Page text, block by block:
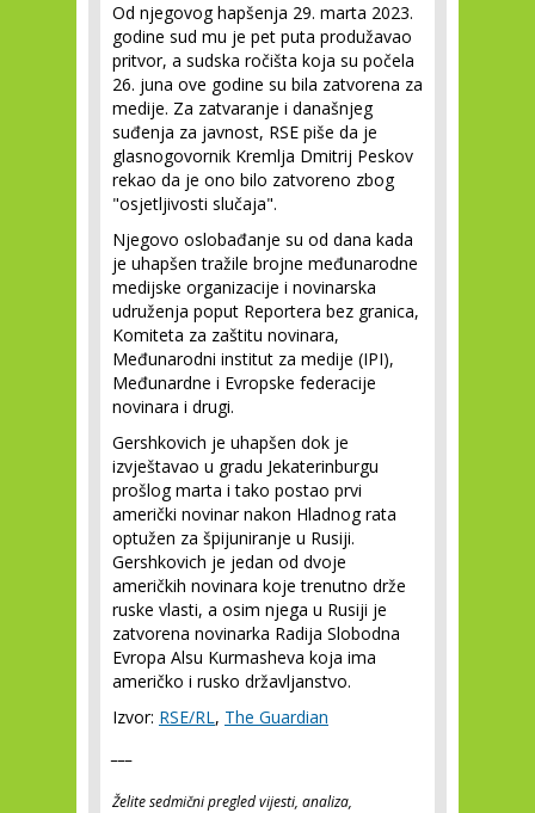
Od njegovog hapšenja 29. marta 2023.
godine sud mu je pet puta produžavao
pritvor, a sudska ročišta koja su počela
26. juna ove godine su bila zatvorena za
medije. Za zatvaranje i današnjeg
suđenja za javnost, RSE piše da je
glasnogovornik Kremlja Dmitrij Peskov
rekao da je ono bilo zatvoreno zbog
"osjetljivosti slučaja".
Njegovo oslobađanje su od dana kada
je uhapšen tražile brojne međunarodne
medijske organizacije i novinarska
udruženja poput Reportera bez granica,
Komiteta za zaštitu novinara,
Međunarodni institut za medije (IPI),
Međunardne i Evropske federacije
novinara i drugi.
Gershkovich je uhapšen dok je
izvještavao u gradu Jekaterinburgu
prošlog marta i tako postao prvi
američki novinar nakon Hladnog rata
optužen za špijuniranje u Rusiji.
Gershkovich je jedan od dvoje
američkih novinara koje trenutno drže
ruske vlasti, a osim njega u Rusiji je
zatvorena novinarka Radija Slobodna
Evropa Alsu Kurmasheva koja ima
američko i rusko državljanstvo.
Izvor: RSE/RL, The Guardian
Želite sedmični pregled vijesti, analiza,